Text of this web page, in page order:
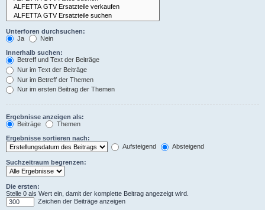
Unterforen durchsuchen:
Ja
Nein
Innerhalb suchen:
Betreff und Text der Beiträge
Nur im Text der Beiträge
Nur im Betreff der Themen
Nur im ersten Beitrag der Themen
Ergebnisse anzeigen als:
Beiträge
Themen
Ergebnisse sortieren nach:
Aufsteigend
Absteigend
Suchzeitraum begrenzen:
Die ersten:
Stelle 0 als Wert ein, damit der komplette Beitrag angezeigt wird.
Zeichen der Beiträge anzeigen